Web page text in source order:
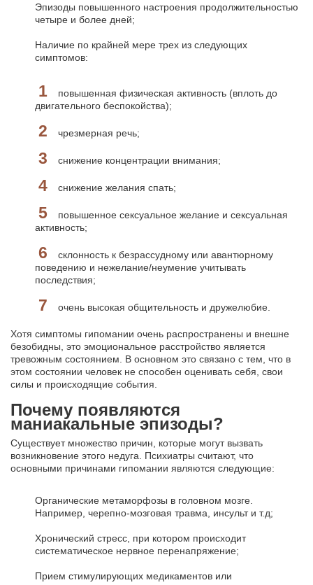
Эпизоды повышенного настроения продолжительностью
четыре и более дней;
Наличие по крайней мере трех из следующих
симптомов:
повышенная физическая активность (вплоть до
двигательного беспокойства);
чрезмерная речь;
снижение концентрации внимания;
снижение желания спать;
повышенное сексуальное желание и сексуальная
активность;
склонность к безрассудному или авантюрному
поведению и нежелание/неумение учитывать
последствия;
очень высокая общительность и дружелюбие.
Хотя симптомы гипомании очень распространены и внешне
безобидны, это эмоциональное расстройство является
тревожным состоянием. В основном это связано с тем, что в
этом состоянии человек не способен оценивать себя, свои
силы и происходящие события.
Почему появляются
маниакальные эпизоды?
Существует множество причин, которые могут вызвать
возникновение этого недуга. Психиатры считают, что
основными причинами гипомании являются следующие:
Органические метаморфозы в головном мозге.
Например, черепно-мозговая травма, инсульт и т.д;
Хронический стресс, при котором происходит
систематическое нервное перенапряжение;
Прием стимулирующих медикаментов или